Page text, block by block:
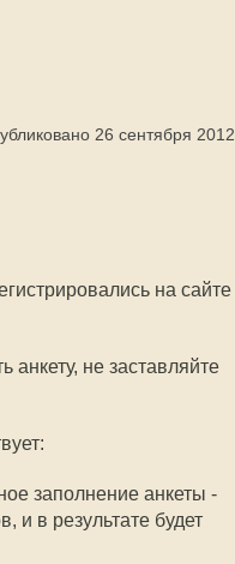
26 сентября 2012
на сайте
анкету, не заставляйте
заполнение анкеты -
и в результате будет